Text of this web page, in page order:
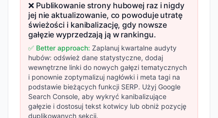
❌ Publikowanie strony hubowej raz i nigdy
jej nie aktualizowanie, co powoduje utratę
świeżości i kanibalizację, gdy nowsze
gałęzie wyprzedzają ją w rankingu.
✅ Better approach: Zaplanuj kwartalne audyty
hubów: odśwież dane statystyczne, dodaj
wewnętrzne linki do nowych gałęzi tematycznych
i ponownie zoptymalizuj nagłówki i meta tagi na
podstawie bieżących funkcji SERP. Użyj Google
Search Console, aby wykryć kanibalizujące
gałęzie i dostosuj tekst kotwicy lub obniż pozycję
duplikowanych sekcji.